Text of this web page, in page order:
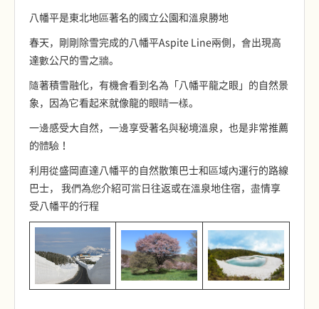
八幡平是東北地區著名的國立公園和溫泉勝地
春天，剛剛除雪完成的八幡平Aspite Line兩側，會出現高
達數公尺的雪之牆。
隨著積雪融化，有機會看到名為「八幡平龍之眼」的自然景
象，因為它看起來就像龍的眼睛一樣。
一邊感受大自然，一邊享受著名與秘境溫泉，也是非常推薦
的體驗！
利用從盛岡直達八幡平的自然散策巴士和區域內運行的路線
巴士， 我們為您介紹可當日往返或在溫泉地住宿，盡情享
受八幡平的行程